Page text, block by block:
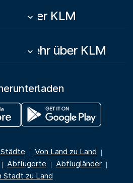
Über KLM
keyboard_arrow_down
Mehr über KLM
keyboard_arrow_down
| Von Land zu Land |
| Abflugorte | Abflugländer |
Stadt zu Land